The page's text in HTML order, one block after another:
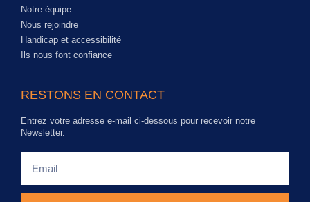
Notre équipe
Nous rejoindre
Handicap et accessibilité
Ils nous font confiance
RESTONS EN CONTACT
Entrez votre adresse e-mail ci-dessous pour recevoir notre
Newsletter.